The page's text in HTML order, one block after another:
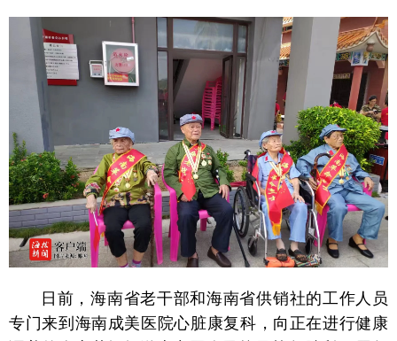
日前，海南省老干部和海南省供销社的工作人员
专门来到海南成美医院心脏康复科，向正在进行健康